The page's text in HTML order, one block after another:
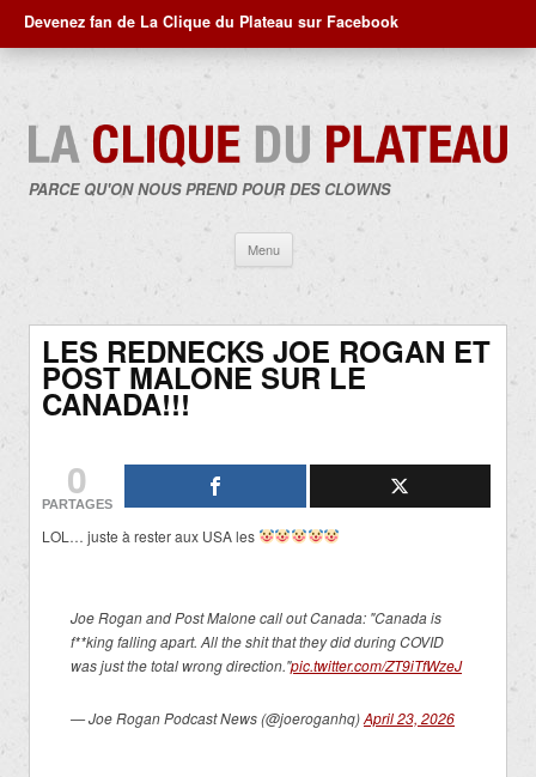
Devenez fan de La Clique du Plateau sur Facebook
PARCE QU'ON NOUS PREND POUR DES CLOWNS
Menu
contenu
LES REDNECKS JOE ROGAN ET
POST MALONE SUR LE
CANADA!!!
0
PARTAGES
LOL… juste à rester aux USA les
Joe Rogan and Post Malone call out Canada: "Canada is
f**king falling apart. All the shit that they did during COVID
was just the total wrong direction."pic.twitter.com/ZT9iTfWzeJ
— Joe Rogan Podcast News (@joeroganhq)April 23, 2026